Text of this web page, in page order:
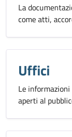
La
come atti,
Uffici
Le
aperti al